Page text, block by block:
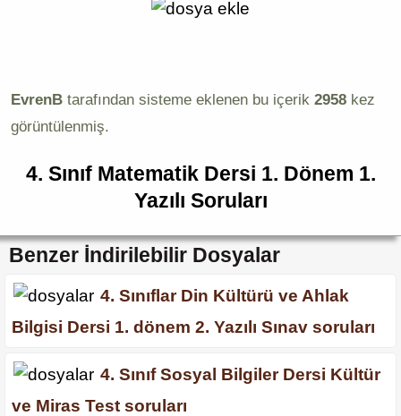
EvrenB tarafından sisteme eklenen bu içerik 2958 kez
görüntülenmiş.
4. Sınıf Matematik Dersi 1. Dönem 1.
Yazılı Soruları
Benzer İndirilebilir Dosyalar
4. Sınıflar Din Kültürü ve Ahlak
Bilgisi Dersi 1. dönem 2. Yazılı Sınav soruları
4. Sınıf Sosyal Bilgiler Dersi Kültür
ve Miras Test soruları